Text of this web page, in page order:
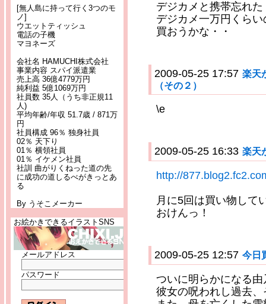
[無人島に持って行く3つのモ
ノ]
ウエットティッシュ
電話の子機
マヨネーズ
会社名 HAMUCHI株式会社
事業内容 スパイ派遣業
売上高 36億4779万円
純利益 5億1069万円
社員数 35人（うち非正規11
人)
平均年齢/年収 51.7歳 / 871万
円
社員構成 96％ 独身社員
02％ 天下り
01％ 横領社員
01％ イケメン社員
社訓 曲がりくねった道の先
に成功の道しるべがきっとあ
る
By うそこメーカー
お絵かきできるイラストSNS
メールアドレス
パスワード
デジカメと携帯忘れた
デジカメ一万円くら
買おうかな・・
2009-05-25 17:57 楽天
（その２）
\e
2009-05-25 16:33 楽天
http://
月に5回は買い物して
おけんっ！
2009-05-25 12:57 今日
ついに明らかになる
彼女の呪われし過去